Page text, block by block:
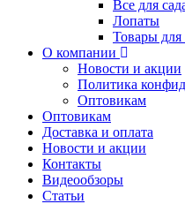
Все для
Лопаты
Товары
О компании
Новости и акции
Политика
Оптовикам
Оптовикам
Доставка и оплата
Новости и акции
Контакты
Видеообзоры
Статьи